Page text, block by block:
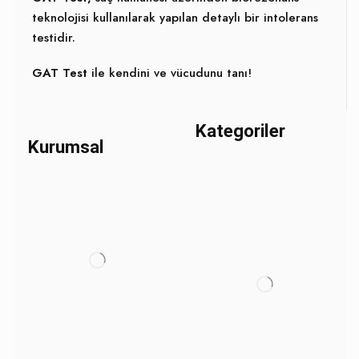
teknolojisi kullanılarak yapılan detaylı bir intolerans
testidir.
GAT Test ile kendini ve vücudunu tanı!
Kurumsal
Kategoriler